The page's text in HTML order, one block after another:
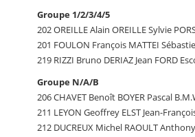
Groupe 1/2/3/4/5
202 OREILLE Alain OREILLE Sylvie
201 FOULON François MATTEI
219 RIZZI Bruno DERIAZ Jean FORD
Groupe N/A/B
206 CHAVET Benoît BOYER Pascal
211 LEYON Geoffrey ELST Jean-
212 DUCREUX Michel RAOULT